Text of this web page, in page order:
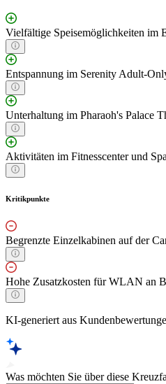
Vielfältige Speisemöglichkeiten im
Entspannung im Serenity Adult-
Unterhaltung im Pharaoh's Palace
Aktivitäten im Fitnesscenter und
Kritikpunkte
Begrenzte Einzelkabinen auf der
Hohe Zusatzkosten für WLAN an
KI-generiert aus
Was möchten Sie über diese